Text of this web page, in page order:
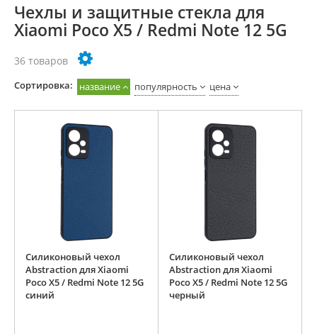
Чехлы и защитные стекла для
Xiaomi Poco X5 / Redmi Note 12 5G
36 товаров
Cортировка: название популярность цена
Силиконовый чехол
Abstraction для Xiaomi
Poco X5 / Redmi Note 12 5G
синий
Силиконовый чехол
Abstraction для Xiaomi
Poco X5 / Redmi Note 12 5G
черный